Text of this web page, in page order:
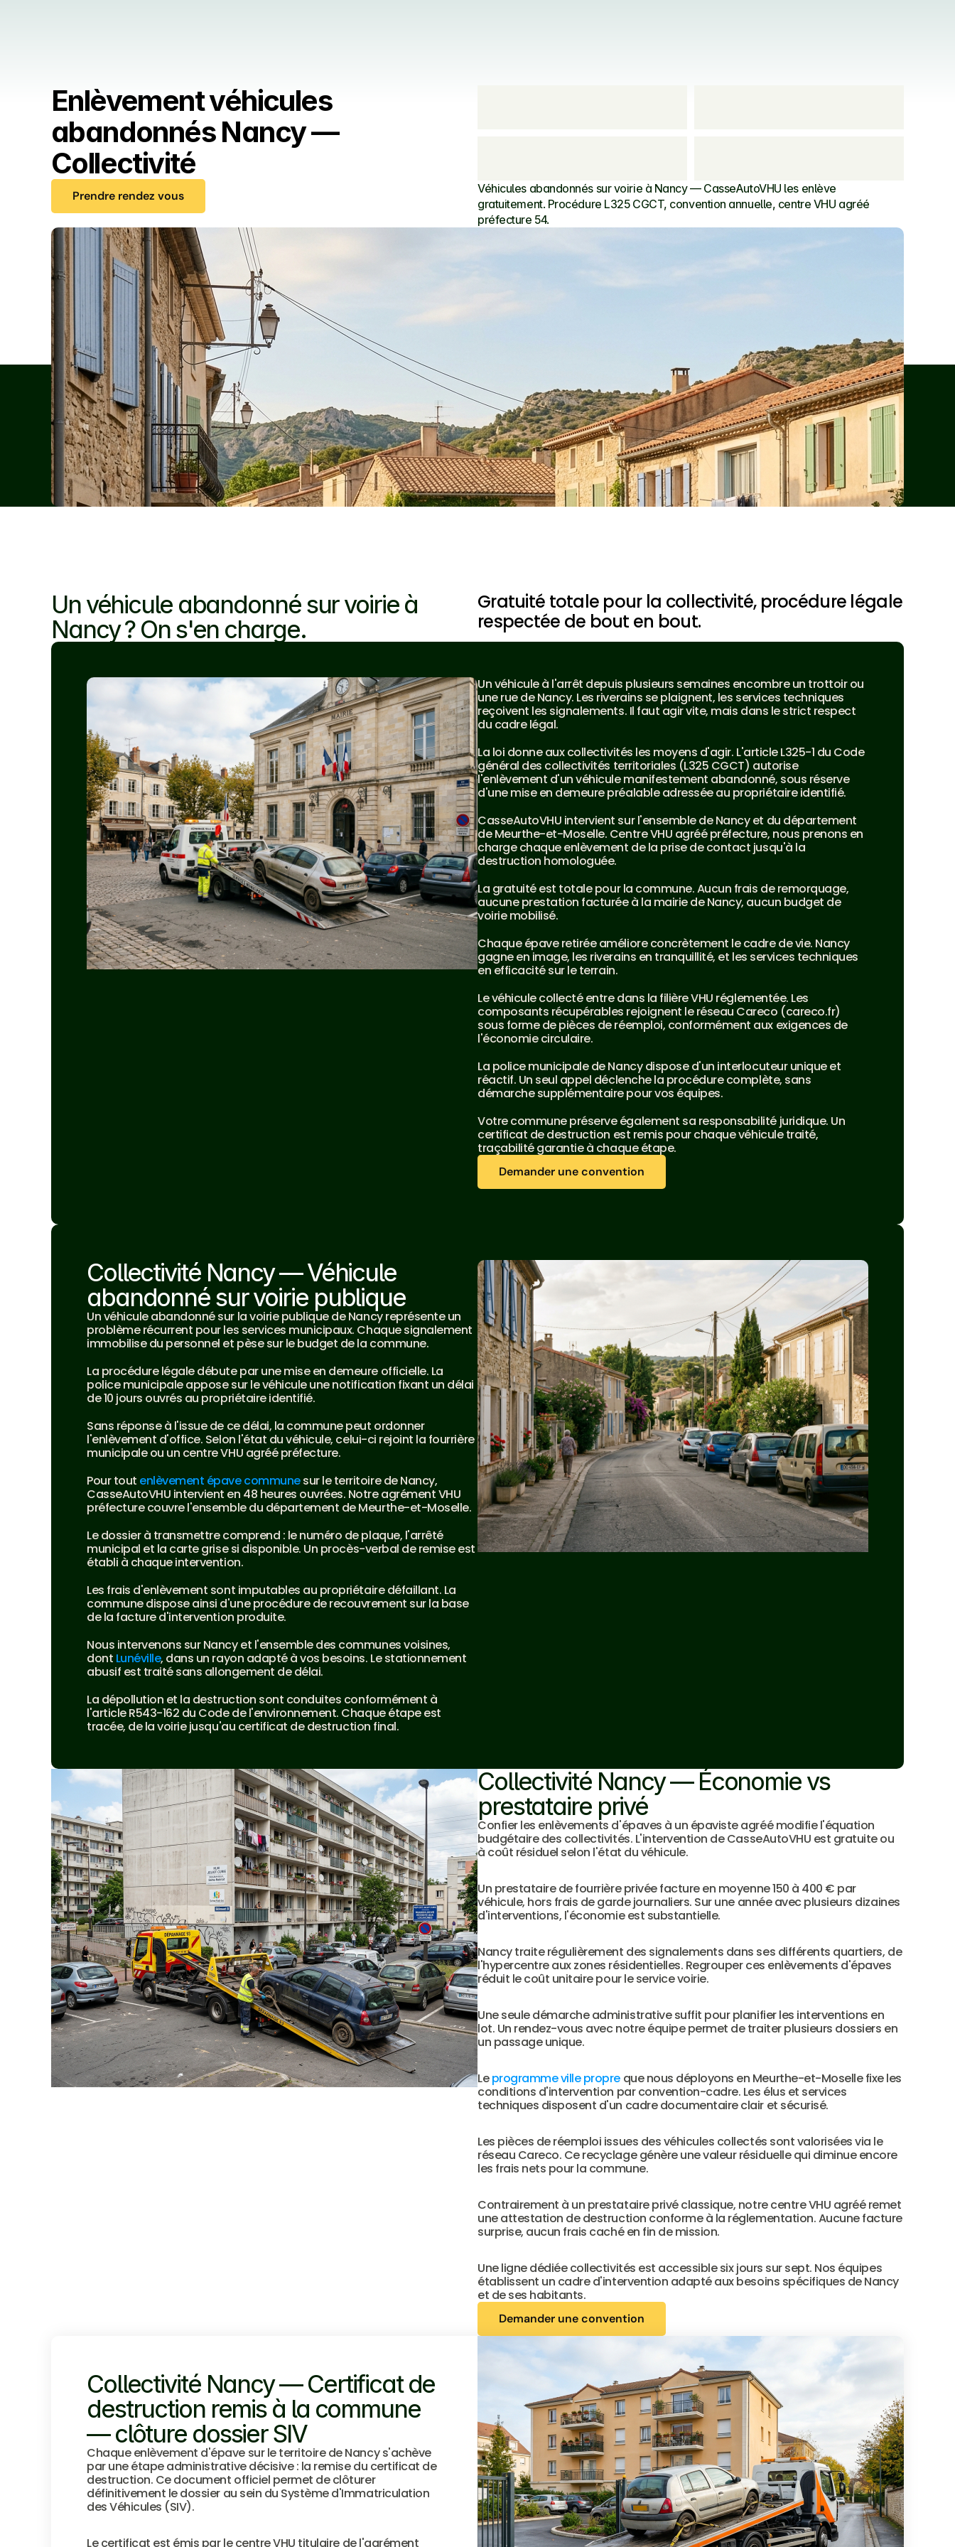
Enlèvement véhicules
abandonnés Nancy —
Collectivité
Prendre rendez vous
Prendre rendez vous
Véhicules abandonnés sur voirie à Nancy — CasseAutoVHU les enlève
gratuitement. Procédure L325 CGCT, convention annuelle, centre VHU agréé
préfecture 54.
Un véhicule abandonné sur voirie à
Nancy ? On s'en charge.
Gratuité totale pour la collectivité, procédure légale
respectée de bout en bout.
Un véhicule à l'arrêt depuis plusieurs semaines encombre un trottoir ou
une rue de Nancy. Les riverains se plaignent, les services techniques
reçoivent les signalements. Il faut agir vite, mais dans le strict respect
du cadre légal.
La loi donne aux collectivités les moyens d'agir. L'article L325-1 du Code
général des collectivités territoriales (L325 CGCT) autorise
l'enlèvement d'un véhicule manifestement abandonné, sous réserve
d'une mise en demeure préalable adressée au propriétaire identifié.
CasseAutoVHU intervient sur l'ensemble de Nancy et du département
de Meurthe-et-Moselle. Centre VHU agréé préfecture, nous prenons en
charge chaque enlèvement de la prise de contact jusqu'à la
destruction homologuée.
La gratuité est totale pour la commune. Aucun frais de remorquage,
aucune prestation facturée à la mairie de Nancy, aucun budget de
voirie mobilisé.
Chaque épave retirée améliore concrètement le cadre de vie. Nancy
gagne en image, les riverains en tranquillité, et les services techniques
en efficacité sur le terrain.
Le véhicule collecté entre dans la filière VHU réglementée. Les
composants récupérables rejoignent le réseau Careco (careco.fr)
sous forme de pièces de réemploi, conformément aux exigences de
l'économie circulaire.
La police municipale de Nancy dispose d'un interlocuteur unique et
réactif. Un seul appel déclenche la procédure complète, sans
démarche supplémentaire pour vos équipes.
Votre commune préserve également sa responsabilité juridique. Un
certificat de destruction est remis pour chaque véhicule traité,
traçabilité garantie à chaque étape.
Demander une convention
Demander une convention
Collectivité Nancy — Véhicule
abandonné sur voirie publique
Un véhicule abandonné sur la voirie publique de Nancy représente un
problème récurrent pour les services municipaux. Chaque signalement
immobilise du personnel et pèse sur le budget de la commune.
La procédure légale débute par une mise en demeure officielle. La
police municipale appose sur le véhicule une notification fixant un délai
de 10 jours ouvrés au propriétaire identifié.
Sans réponse à l'issue de ce délai, la commune peut ordonner
l'enlèvement d'office. Selon l'état du véhicule, celui-ci rejoint la fourrière
municipale ou un centre VHU agréé préfecture.
Pour tout enlèvement épave commune sur le territoire de Nancy,
CasseAutoVHU intervient en 48 heures ouvrées. Notre agrément VHU
préfecture couvre l'ensemble du département de Meurthe-et-Moselle.
Le dossier à transmettre comprend : le numéro de plaque, l'arrêté
municipal et la carte grise si disponible. Un procès-verbal de remise est
établi à chaque intervention.
Les frais d'enlèvement sont imputables au propriétaire défaillant. La
commune dispose ainsi d'une procédure de recouvrement sur la base
de la facture d'intervention produite.
Nous intervenons sur Nancy et l'ensemble des communes voisines,
dont Lunéville, dans un rayon adapté à vos besoins. Le stationnement
abusif est traité sans allongement de délai.
La dépollution et la destruction sont conduites conformément à
l'article R543-162 du Code de l'environnement. Chaque étape est
tracée, de la voirie jusqu'au certificat de destruction final.
Collectivité Nancy — Économie vs
prestataire privé
Confier les enlèvements d'épaves à un épaviste agréé modifie l'équation
budgétaire des collectivités. L'intervention de CasseAutoVHU est gratuite ou
à coût résiduel selon l'état du véhicule.
Un prestataire de fourrière privée facture en moyenne 150 à 400 € par
véhicule, hors frais de garde journaliers. Sur une année avec plusieurs dizaines
d'interventions, l'économie est substantielle.
Nancy traite régulièrement des signalements dans ses différents quartiers, de
l'hypercentre aux zones résidentielles. Regrouper ces enlèvements d'épaves
réduit le coût unitaire pour le service voirie.
Une seule démarche administrative suffit pour planifier les interventions en
lot. Un rendez-vous avec notre équipe permet de traiter plusieurs dossiers en
un passage unique.
Le programme ville propre que nous déployons en Meurthe-et-Moselle fixe les
conditions d'intervention par convention-cadre. Les élus et services
techniques disposent d'un cadre documentaire clair et sécurisé.
Les pièces de réemploi issues des véhicules collectés sont valorisées via le
réseau Careco. Ce recyclage génère une valeur résiduelle qui diminue encore
les frais nets pour la commune.
Contrairement à un prestataire privé classique, notre centre VHU agréé remet
une attestation de destruction conforme à la réglementation. Aucune facture
surprise, aucun frais caché en fin de mission.
Une ligne dédiée collectivités est accessible six jours sur sept. Nos équipes
établissent un cadre d'intervention adapté aux besoins spécifiques de Nancy
et de ses habitants.
Demander une convention
Demander une convention
Collectivité Nancy — Certificat de
destruction remis à la commune
— clôture dossier SIV
Chaque enlèvement d'épave sur le territoire de Nancy s'achève
par une étape administrative décisive : la remise du certificat de
destruction. Ce document officiel permet de clôturer
définitivement le dossier au sein du Système d'Immatriculation
des Véhicules (SIV).
Le certificat est émis par le centre VHU titulaire de l'agrément